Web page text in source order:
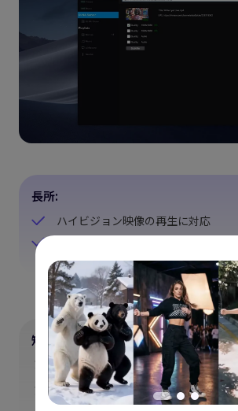
長所:
ハイビジョン映像の再生に対応
短所：
広告付き
ユーザーにとって不要な機能も